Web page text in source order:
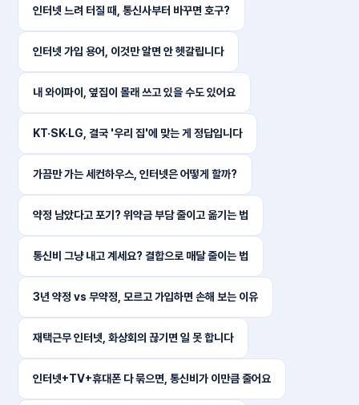
인터넷 느려 터질 때, 통신사부터 바꾸면 호구?
인터넷 가입 용어, 이것만 알면 안 헷갈립니다
내 와이파이, 옆집이 몰래 쓰고 있을 수도 있어요
KT·SK·LG, 결국 '우리 집'에 맞는 게 정답입니다
가끔만 가는 세컨하우스, 인터넷은 어떻게 할까?
약정 남았다고 포기? 위약금 부담 줄이고 옮기는 법
통신비 그냥 내고 계세요? 결합으로 매달 줄이는 법
3년 약정 vs 무약정, 모르고 가입하면 손해 보는 이유
재택근무 인터넷, 화상회의 끊기면 일 못 합니다
인터넷+TV+휴대폰 다 묶으면, 통신비가 이만큼 줄어요